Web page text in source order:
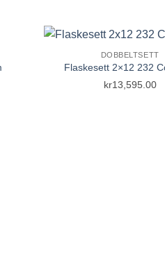
DOBBELTSETT
Flaskesett 2×12 232
kr13,595.00